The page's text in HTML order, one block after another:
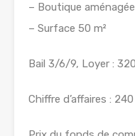
– Boutique aménagée
– Surface 50 m²
Bail 3/6/9, Loyer :
Chiffre d’affaires :